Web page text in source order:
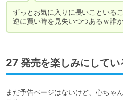
ずっとお気に入りに長いこといるこ
27 発売を楽しみにしてい
まだ予告ページはないけど、心ちゃ